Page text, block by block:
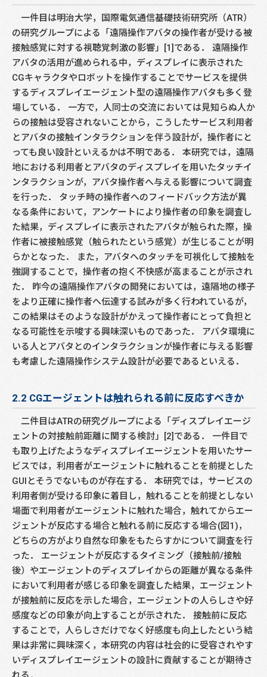
一件目は明治大学，国際電気通信基礎技術研究所（ATR）
の研究グループによる「遠隔操作アバタの操作者が受ける被
接触感覚に対する視聴覚刺激の影響」[1]である． 遠隔操作
アバタの活用が進められる中，ディスプレイに表示された
CGキャラクタやロボットを操作することでサービスを提供
するディスプレイエージェント型の遠隔操作アバタも多く登
場している． 一方で，人同士の交流においては見知らぬ人か
らの接触は受容されないことから，こうしたサービス利用者
とアバタの接触インタラクションを伴う設計が，操作者にと
っても良い設計といえるかは不明である． 本研究では，遠隔
地における利用者とアバタのディスプレイを用いたタッチイ
ンタラクションが，アバタ操作者へ与える影響について調査
を行った． タッチ時の操作者へのフィードバック方法が異
なる条件において，アンケートにより操作者の印象を調査し
た結果，ディスプレイに表示されたアバタが触られた際，操
作者に被接触感覚（触られたという感覚）が生じることが明
らかとなった． また，アバタへのタッチを可視化して接触を
強調することで，操作者の抱く不快感が高まることが示され
た． 昨今の遠隔操作アバタの開発においては，遠隔地の様子
をより正確に操作者へ伝達する試みが多く行われているが，
この結果はそのような設計がかえって操作者にとって負担と
なる可能性を示唆する興味深いものであった． アバタ環境に
いる人とアバタとのインタラクションが操作者に与える影響
も考慮した遠隔操作システム設計が必要であるといえる．
2.2 CGエージェントは触れられる前に反応すべきか
二件目はATRの研究グループによる「ディスプレイエージ
ェントの対接触前距離に関する検討」[2]である． 一件目で
も取り上げたようなディスプレイエージェントを用いたサー
ビスでは，利用者がエージェントに触れることを前提とした
GUIとそうでないものが存在する． 本研究では，サービスの
利用者側が受ける印象に着目し，触れることを前提としない
場面で利用者がエージェントに触れた場合，触れてからエー
ジェントが反応する場合と触れる前に反応する場合(図1)，
どちらの方がより自然な印象をもたらすかについて調査を行
った． エージェントが反応するタイミング（接触前/接触
後）やエージェントのディスプレイからの距離が異なる条件
において利用者が感じる印象を調査した結果，エージェント
が接触前に反応を示した場合，エージェントの人らしさや好
感度などの印象が向上することが示された． 接触前に反応
することで，人らしさだけでなく好感度も向上したという結
果は非常に興味深く，本研究の内容は社会的に受容されやす
いディスプレイエージェントの設計に貢献することが期待さ
れる．